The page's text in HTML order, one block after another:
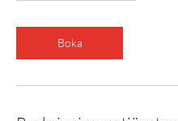
Boka